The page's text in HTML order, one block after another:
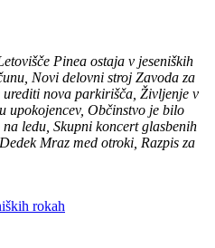
Pinea ostaja v jeseniških
Novi delovni stroj Zavoda za
urediti nova parkirišča, Življenje v
upokojencev, Občinstvo je bilo
ledu, Skupni koncert glasbenih
Mraz med otroki, Razpis za